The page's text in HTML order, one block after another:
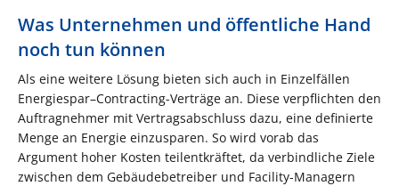
Was Unternehmen und öffentliche Hand
noch tun können
Als eine weitere Lösung bieten sich auch in Einzelfällen
Energiespar–Contracting-Verträge an. Diese verpflichten den
Auftragnehmer mit Vertragsabschluss dazu, eine definierte
Menge an Energie einzusparen. So wird vorab das
Argument hoher Kosten teilentkräftet, da verbindliche Ziele
zwischen dem Gebäudebetreiber und Facility-Managern